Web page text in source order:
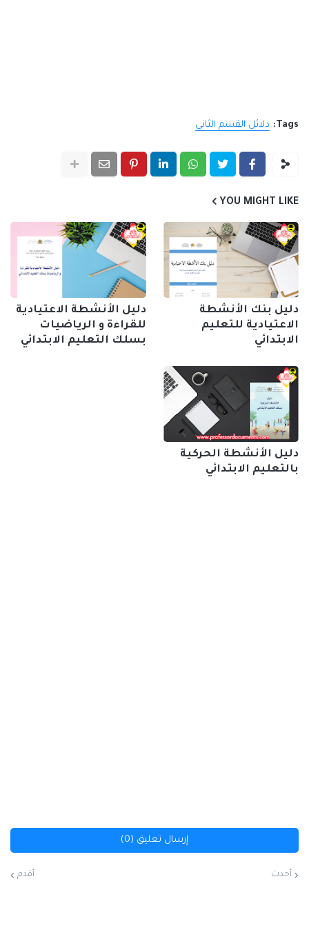
Tags: دلائل القسم الثاني
YOU MIGHT LIKE
دليل بنك الأنشطة
الاعتيادية للتعليم
الابتدائي
دليل الأنشطة الاعتيادية
للقراءة و الرياضيات
بسلك التعليم الابتدائي
دليل الأنشطة الحركية
بالتعليم الابتدائي
إرسال تعليق (0)
أحدث أقدم